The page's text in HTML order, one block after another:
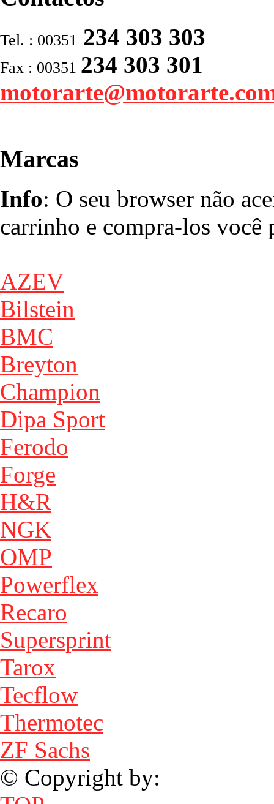
Tel. : 00351 234 303 303
Fax : 00351 234 303 301
Marcas
Info: O seu browser não
carrinho e compra-los você
AZEV
Bilstein
BMC
Breyton
Champion
Dipa Sport
Ferodo
Forge
H&R
NGK
OMP
Powerflex
Recaro
Supersprint
Tarox
Tecflow
Thermotec
ZF Sachs
© Copyright by: